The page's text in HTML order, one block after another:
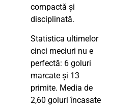
compactă și
disciplinată.
Statistica ultimelor
cinci meciuri nu e
perfectă: 6 goluri
marcate și 13
primite. Media de
2,60 goluri încasate